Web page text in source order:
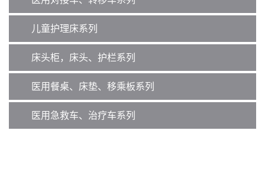
儿童护理床系列
床头柜，床头、护栏系列
医用餐桌、床垫、移乘板系列
医用急救车、治疗车系列